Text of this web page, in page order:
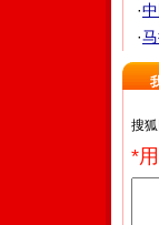
·
·
*